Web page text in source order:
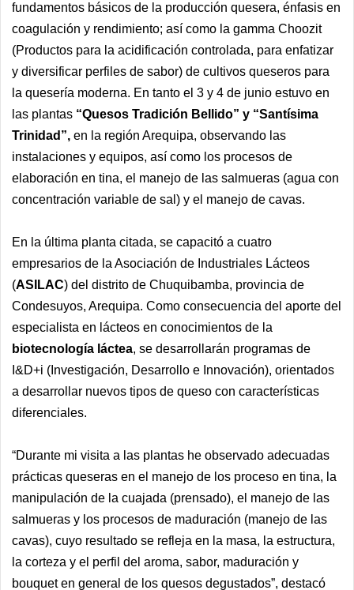
fundamentos básicos de la producción quesera, énfasis en
coagulación y rendimiento; así como la gamma Choozit
(Productos para la acidificación controlada, para enfatizar
y diversificar perfiles de sabor) de cultivos queseros para
la quesería moderna. En tanto el 3 y 4 de junio estuvo en
las plantas “Quesos Tradición Bellido” y “Santísima
Trinidad”, en la región Arequipa, observando las
instalaciones y equipos, así como los procesos de
elaboración en tina, el manejo de las salmueras (agua con
concentración variable de sal) y el manejo de cavas.
En la última planta citada, se capacitó a cuatro
empresarios de la Asociación de Industriales Lácteos
(ASILAC) del distrito de Chuquibamba, provincia de
Condesuyos, Arequipa. Como consecuencia del aporte del
especialista en lácteos en conocimientos de la
biotecnología láctea, se desarrollarán programas de
I&D+i (Investigación, Desarrollo e Innovación), orientados
a desarrollar nuevos tipos de queso con características
diferenciales.
“Durante mi visita a las plantas he observado adecuadas
prácticas queseras en el manejo de los proceso en tina, la
manipulación de la cuajada (prensado), el manejo de las
salmueras y los procesos de maduración (manejo de las
cavas), cuyo resultado se refleja en la masa, la estructura,
la corteza y el perfil del aroma, sabor, maduración y
bouquet en general de los quesos degustados”, destacó